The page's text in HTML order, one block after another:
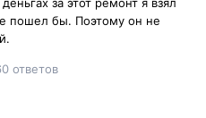
пошел бы. Поэтому он не
ответов